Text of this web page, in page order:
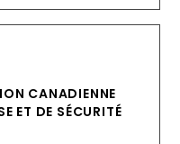
CANADIENNE
ET DE SÉCURITÉ